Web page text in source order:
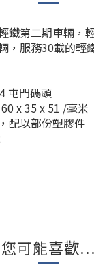
鐵第二期車輛，
，服務30載的輕
屯門碼頭
x 35 x 51 /毫米
配以部份塑膠件
您可能喜歡...